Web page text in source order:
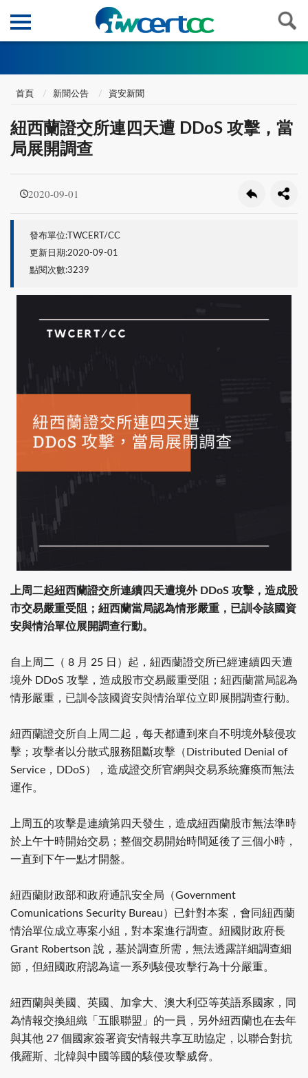
首頁 新聞公告 資安新聞
紐西蘭證交所連四天遭 DDoS 攻擊，當
局展開調查
2020-09-01
發布單位:TWCERT/CC
更新日期:2020-09-01
點閱次數:3239
上周二起紐西蘭證交所連續四天遭境外 DDoS 攻擊，造成股
市交易嚴重受阻；紐西蘭當局認為情形嚴重，已訓令該國資
安與情治單位展開調查行動。
自上周二（ 8 月 25 日）起，紐西蘭證交所已經連續四天遭
境外 DDoS 攻擊，造成股市交易嚴重受阻；紐西蘭當局認為
情形嚴重，已訓令該國資安與情治單位立即展開調查行動。
紐西蘭證交所自上周二起，每天都遭到來自不明境外駭侵攻
擊；攻擊者以分散式服務阻斷攻擊（Distributed Denial of
Service，DDoS），造成證交所官網與交易系統癱瘓而無法
運作。
上周五的攻擊是連續第四天發生，造成紐西蘭股市無法準時
於上午十時開始交易；整個交易開始時間延後了三個小時，
一直到下午一點才開盤。
紐西蘭財政部和政府通訊安全局（Government
Comunications Security Bureau）已針對本案，會同紐西蘭
情治單位成立專案小組，對本案進行調查。紐國財政府長
Grant Robertson 說，基於調查所需，無法透露詳細調查細
節，但紐國政府認為這一系列駭侵攻擊行為十分嚴重。
紐西蘭與美國、英國、加拿大、澳大利亞等英語系國家，同
為情報交換組織「五眼聯盟」的一員，另外紐西蘭也在去年
與其他 27 個國家簽署資安情報共享互助協定，以聯合對抗
俄羅斯、北韓與中國等國的駭侵攻擊威脅。